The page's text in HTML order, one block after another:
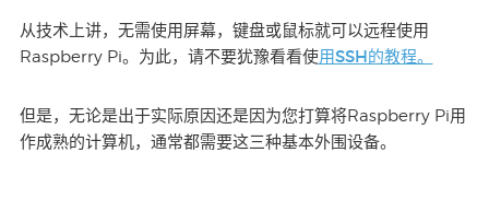
从技术上讲，无需使用屏幕，键盘或鼠标就可以远程使用
Raspberry Pi。为此，请不要犹豫看看使用SSH的教程。
但是，无论是出于实际原因还是因为您打算将Raspberry Pi用
作成熟的计算机，通常都需要这三种基本外围设备。